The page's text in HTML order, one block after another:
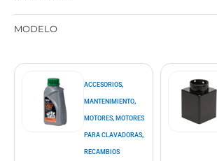
MODELO
ACCESORIOS,
MANTENIMIENTO,
MOTORES, MOTORES
PARA CLAVADORAS,
RECAMBIOS